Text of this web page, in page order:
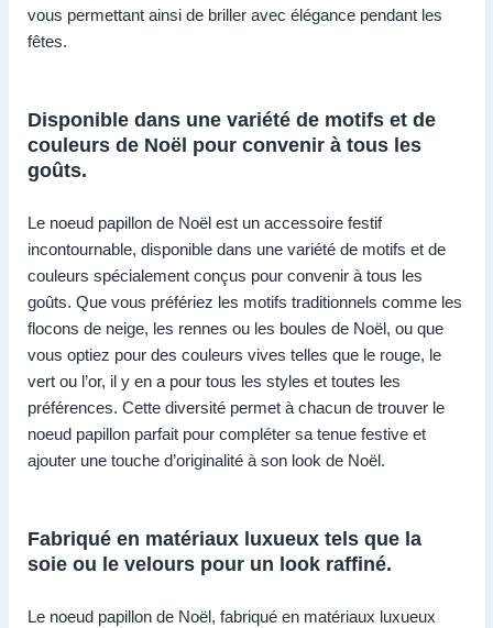
vous permettant ainsi de briller avec élégance pendant les
fêtes.
Disponible dans une variété de motifs et de
couleurs de Noël pour convenir à tous les
goûts.
Le noeud papillon de Noël est un accessoire festif
incontournable, disponible dans une variété de motifs et de
couleurs spécialement conçus pour convenir à tous les
goûts. Que vous préfériez les motifs traditionnels comme les
flocons de neige, les rennes ou les boules de Noël, ou que
vous optiez pour des couleurs vives telles que le rouge, le
vert ou l’or, il y en a pour tous les styles et toutes les
préférences. Cette diversité permet à chacun de trouver le
noeud papillon parfait pour compléter sa tenue festive et
ajouter une touche d’originalité à son look de Noël.
Fabriqué en matériaux luxueux tels que la
soie ou le velours pour un look raffiné.
Le noeud papillon de Noël, fabriqué en matériaux luxueux